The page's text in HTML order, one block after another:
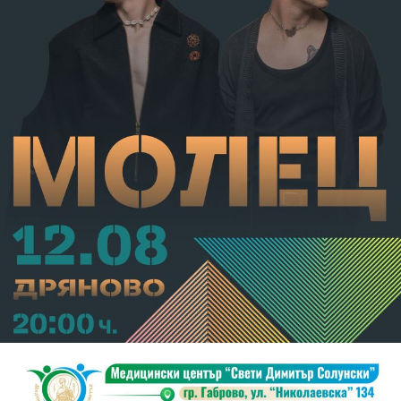
С постановление на Районна прокуратура-Габрово
В.А. е бил задържан за срок до 72 часа, а с
определение на Районен съд-Габрово спрямо него е
взета мярка за неотклонение „домашен арест“.
Съдебният акт е окончателен.